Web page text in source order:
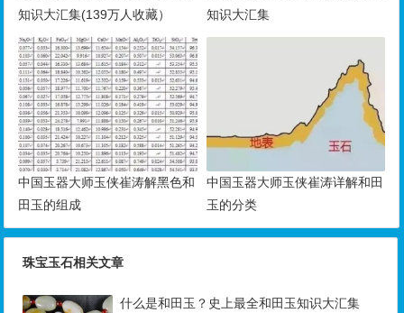
知识大汇集(139万人收藏）
知识大汇集
中国玉器大师玉侠崔涛解黑色和
田玉的组成
中国玉器大师玉侠崔涛详解和田
玉的分类
珠宝玉石相关文章
什么是和田玉？史上最全和田玉知识大汇集